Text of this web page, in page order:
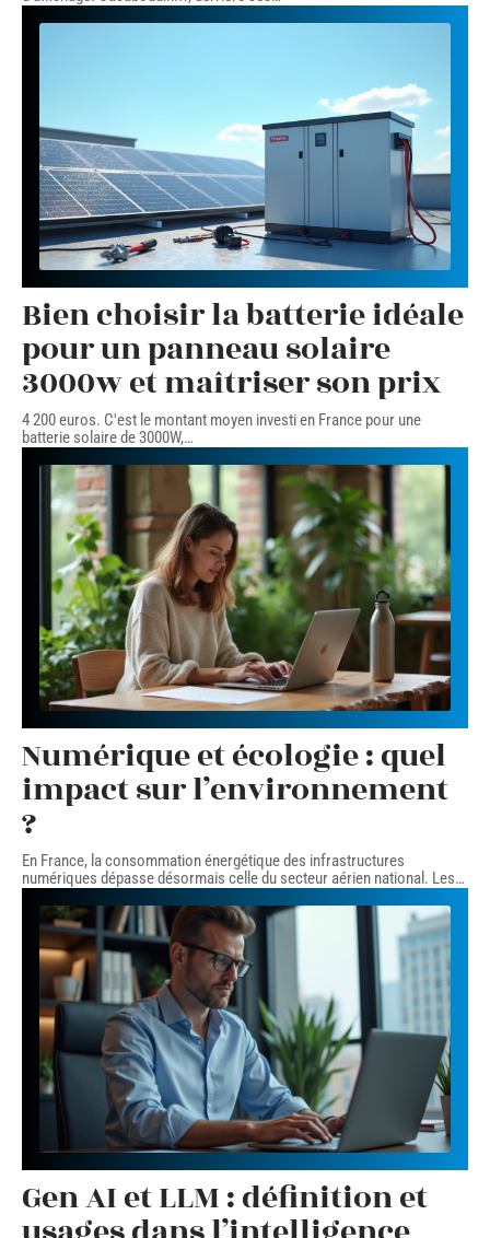
Bien choisir la batterie idéale
pour un panneau solaire
3000w et maîtriser son prix
4 200 euros. C'est le montant moyen investi en France pour une
batterie solaire de 3000W,…
Numérique et écologie : quel
impact sur l’environnement
?
En France, la consommation énergétique des infrastructures
numériques dépasse désormais celle du secteur aérien national. Les…
Gen AI et LLM : définition et